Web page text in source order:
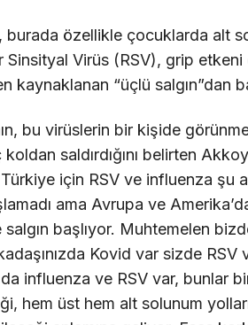
özellikle çocuklarda alt
Sinsityal Virüs (RSV), grip
kaynaklanan “üçlü salgın”dan
bu virüslerin bir kişide
saldırdığını belirten
için RSV ve influenza şu
ama Avrupa ve
salgın başlıyor. Muhtemelen
Kovid var sizde RSV
influenza ve RSV var, bunlar
hem üst hem alt solunum